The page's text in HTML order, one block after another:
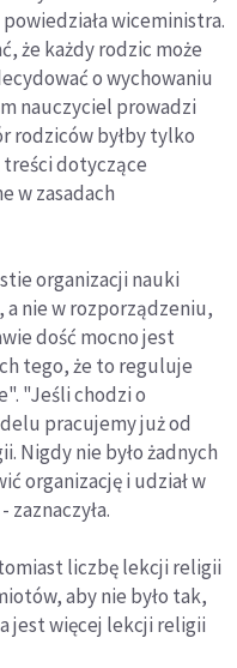
wiceministra.
że każdy rodzic może
o wychowaniu
nauczyciel prowadzi
rodziców byłby tylko
treści dotyczące
w zasadach
organizacji nauki
a nie w rozporządzeniu,
dość mocno jest
tego, że to reguluje
"Jeśli chodzi o
pracujemy już od
Nigdy nie było żadnych
organizację i udział w
liczbę lekcji religii
aby nie było tak,
jest więcej lekcji religii